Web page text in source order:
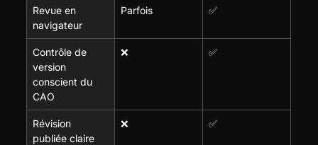
Revue en
navigateur
Parfois ✅
Contrôle de
version
conscient du
CAO
❌ ✅
Révision
publiée claire
❌ ✅